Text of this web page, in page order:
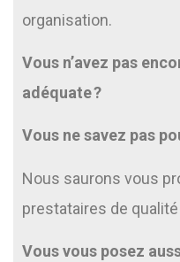
organisation.
Vous n’avez pas
adéquate ?
Vous ne savez pas
Nous saurons vous
prestataires de
Vous vous posez